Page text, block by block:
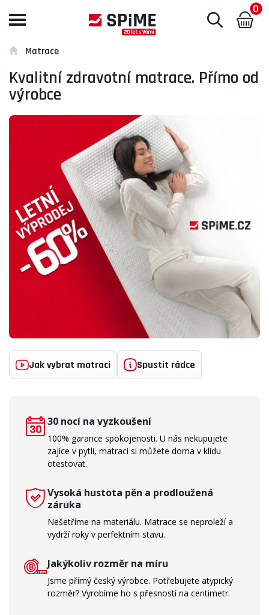
Toggle
0
Matrace
Kvalitní zdravotní matrace. Přímo od
výrobce
Jak vybrat matraci Spustit rádce
30 nocí na vyzkoušení
100% garance spokojenosti. U nás nekupujete
zajíce v pytli, matraci si můžete doma v klidu
otestovat.
Vysoká hustota pěn a prodloužená
záruka
Nešetříme na materiálu. Matrace se neproleží a
vydrží roky v perfektním stavu.
Jakýkoliv rozměr na míru
Jsme přímý český výrobce. Potřebujete atypický
rozměr? Vyrobíme ho s přesností na centimetr.